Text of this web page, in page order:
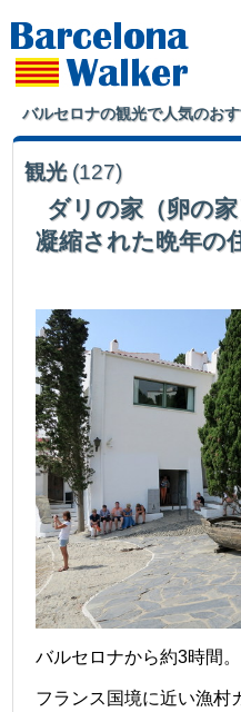
バルセロナの観光で人気のお
観光 (127)
ダリの家（卵の
凝縮された晩年の
バルセロナから約3時間。
フランス国境に近い漁村